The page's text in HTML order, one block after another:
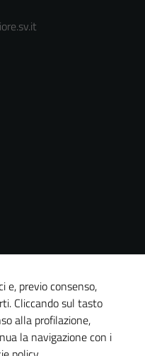
e, previo consenso,
Cliccando sul tasto
alla profilazione,
la navigazione con i